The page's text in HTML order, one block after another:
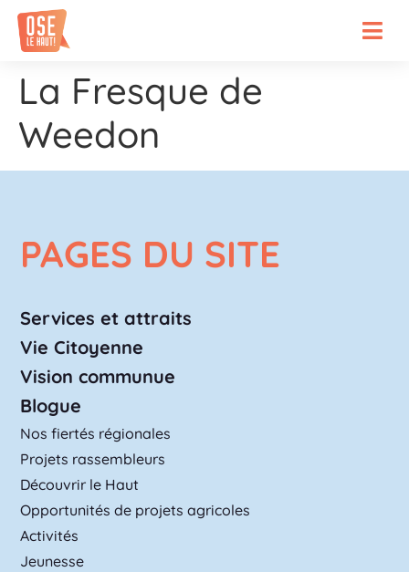
La Fresque de
Weedon
PAGES DU SITE
Services et attraits
Vie Citoyenne
Vision communue
Blogue
Nos fiertés régionales
Projets rassembleurs
Découvrir le Haut
Opportunités de projets agricoles
Activités
Jeunesse